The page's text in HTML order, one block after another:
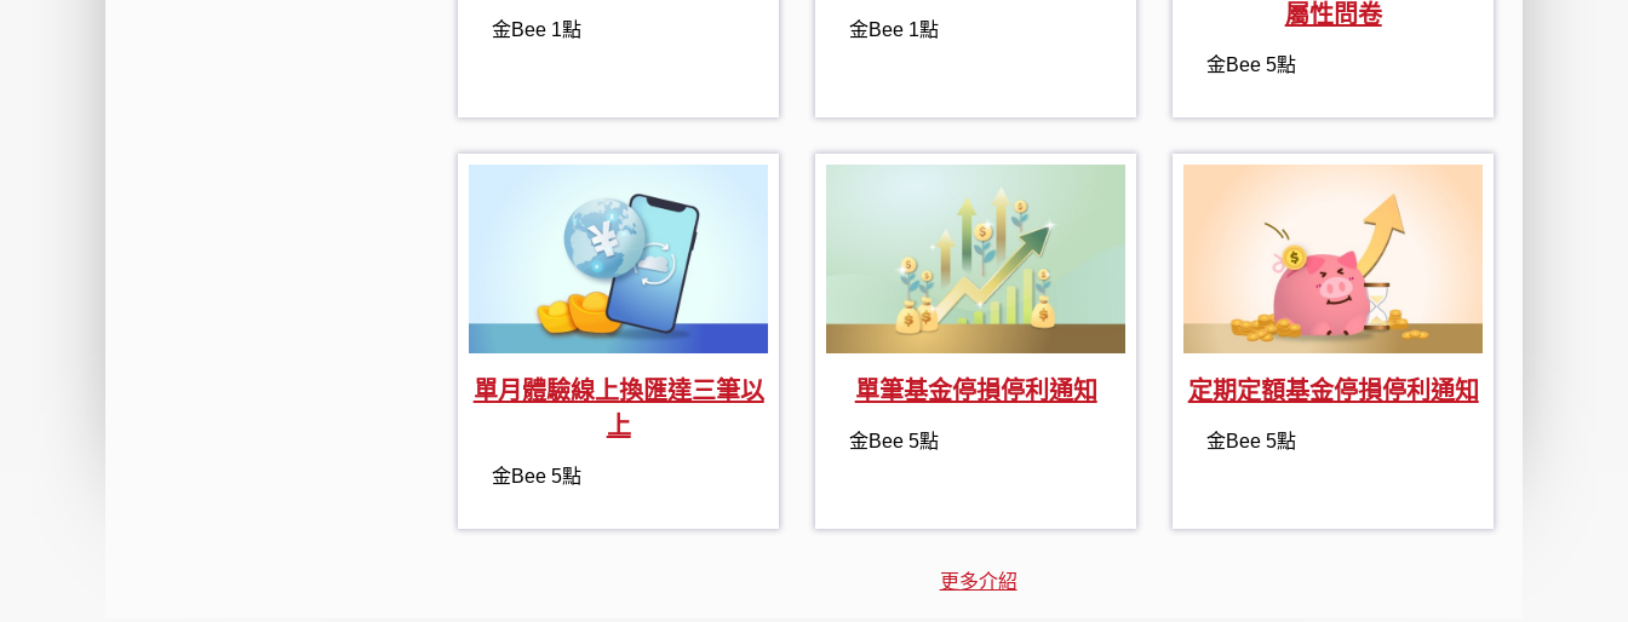
金Bee 1點 金Bee 1點
屬性問卷
金Bee 5點
單月體驗線上換匯達三筆以
上
金Bee 5點
單筆基金停損停利通知
金Bee 5點
定期定額基金停損停利通知
金Bee 5點
更多介紹